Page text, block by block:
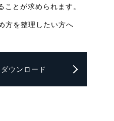
ことが求められます。
方を整理したい方へ
ウンロード